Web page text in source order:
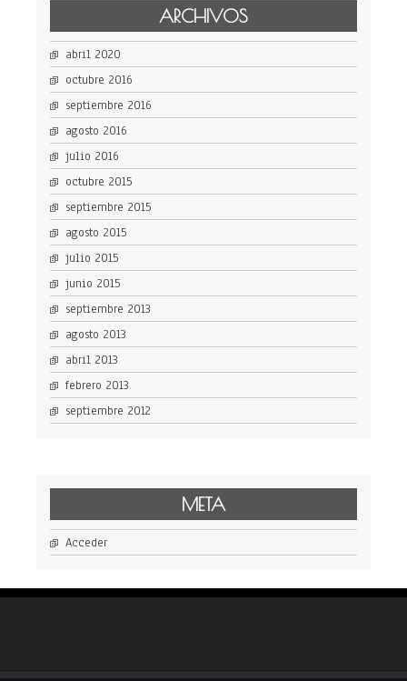
ARCHIVOS
abril 2020
octubre 2016
septiembre 2016
agosto 2016
julio 2016
octubre 2015
septiembre 2015
agosto 2015
julio 2015
junio 2015
septiembre 2013
agosto 2013
abril 2013
febrero 2013
septiembre 2012
META
Acceder